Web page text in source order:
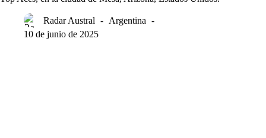
Radar Austral
Argentina
10 de junio de 2025